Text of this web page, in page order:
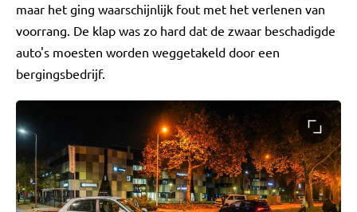
maar het ging waarschijnlijk fout met het verlenen van
voorrang. De klap was zo hard dat de zwaar beschadigde
auto's moesten worden weggetakeld door een
bergingsbedrijf.